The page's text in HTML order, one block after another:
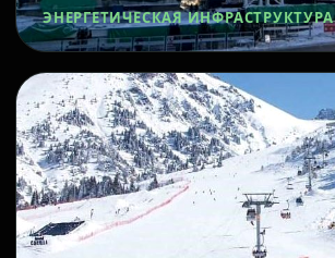
ЭНЕРГЕТИЧЕСКАЯ ИНФРАСТРУКТУРА